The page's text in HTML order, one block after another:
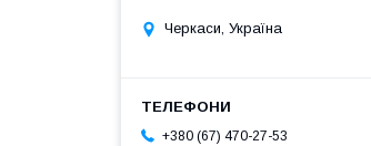
Черкаси, Україна
+380 (67) 470-27-53